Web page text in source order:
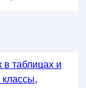
в таблицах и
классы,